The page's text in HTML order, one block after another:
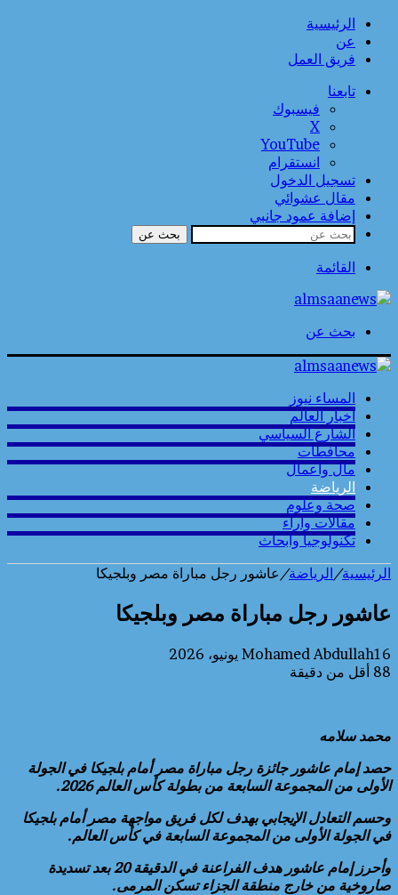
الرئيسية
عن
فريق العمل
تابعنا
فيسبوك
‫X
‫YouTube
انستقرام
تسجيل الدخول
مقال عشوائي
إضافة عمود جانبي
بحث عن
القائمة
بحث عن
المساء نيوز
أخبار العالم
الشارع السياسي
محافطات
مال واعمال
الرياضة
صحة وعلوم
مقالات وارآء
تكنولوجيا وابحاث
الرئيسية/الرياضة/ عاشور رجل مباراة مصر وبلجيكا
عاشور رجل مباراة مصر وبلجيكا
Mohamed Abdullah16 يونيو، 2026
88 أقل من دقيقة
محمد سلامه
حصد إمام عاشور جائزة رجل مباراة مصر أمام بلجيكا في الجولة
الأولى من المجموعة السابعة من بطولة كأس العالم 2026.
وحسم التعادل الإيجابي بهدف لكل فريق مواجهة مصر أمام بلجيكا
في الجولة الأولى من المجموعة السابعة في كأس العالم.
وأحرز إمام عاشور هدف الفراعنة في الدقيقة 20 بعد تسديدة
صاروخية من خارج منطقة الجزاء تسكن المرمى.